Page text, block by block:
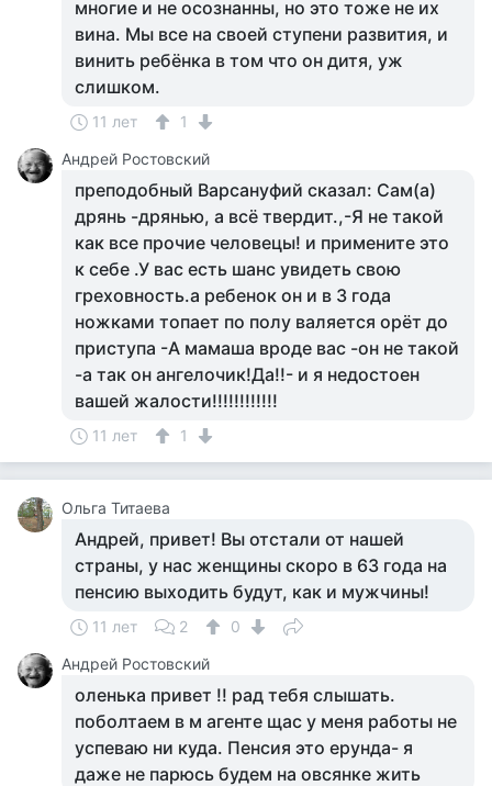
многие и не осознанны, но это тоже не их
вина. Мы все на своей ступени развития, и
винить ребёнка в том что он дитя, уж
слишком.
11 лет
1
Андрей Ростовский
преподобный Варсануфий сказал: Сам(а)
дрянь -дрянью, а всё твердит.,-Я не такой
как все прочие человецы! и примените это
к себе .У вас есть шанс увидеть свою
греховность.а ребенок он и в 3 года
ножками топает по полу валяется орёт до
приступа -А мамаша вроде вас -он не такой
-а так он ангелочик!Да!!- и я недостоен
вашей жалости!!!!!!!!!!!!
11 лет 1
Ольга Титаева
Андрей, привет! Вы отстали от нашей
страны, у нас женщины скоро в 63 года на
пенсию выходить будут, как и мужчины!
11 лет 2
0
Андрей Ростовский
оленька привет !! рад тебя слышать.
поболтаем в м агенте щас у меня работы не
успеваю ни куда. Пенсия это ерунда- я
даже не парюсь будем на овсянке жить